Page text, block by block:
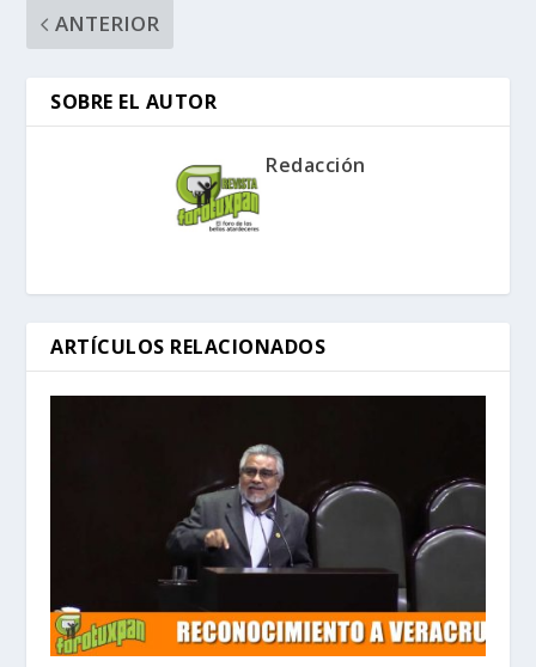
ANTERIOR
SOBRE EL AUTOR
Redacción
ARTÍCULOS RELACIONADOS